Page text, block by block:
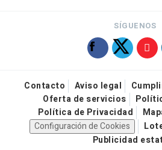
SÍGUENOS
Contacto Aviso legal
Oferta de servicios
Política de Privacidad
Configuración de Cookies
Publicidad